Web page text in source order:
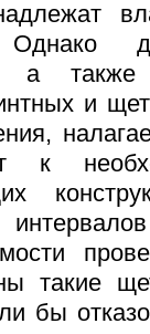
а также
и
к
такие
бы